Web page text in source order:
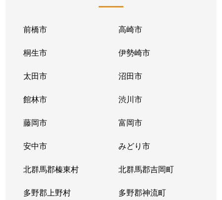
前橋市 高崎市
桐生市 伊勢崎市
太田市 沼田市
館林市 渋川市
藤岡市 富岡市
安中市 みどり市
北群馬郡榛東村 北群馬郡吉岡町
多野郡上野村 多野郡神流町